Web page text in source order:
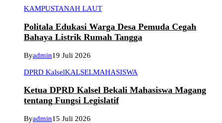
KAMPUSTANAH LAUT
Politala Edukasi Warga Desa Pemuda Cegah
Bahaya Listrik Rumah Tangga
Byadmin19 Juli 2026
DPRD KalselKALSELMAHASISWA
Ketua DPRD Kalsel Bekali Mahasiswa Magang
tentang Fungsi Legislatif
Byadmin15 Juli 2026